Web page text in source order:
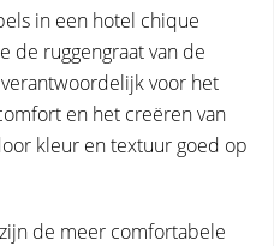
in een hotel chique
de ruggengraat van de
voor het
en het creëren van
kleur en textuur goed op
de meer comfortabele